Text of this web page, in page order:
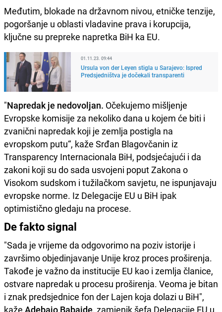
Međutim, blokade na državnom nivou, etničke tenzije,
pogoršanje u oblasti vladavine prava i korupcija,
ključne su prepreke napretka BiH ka EU.
01.11.23. 09:44
Ursula von der Leyen stigla u Sarajevo: Ispred
Predsjedništva je dočekali transparenti
"Napredak je nedovoljan. Očekujemo mišljenje
Evropske komisije za nekoliko dana u kojem će biti i
zvanični napredak koji je zemlja postigla na
evropskom putu“, kaže Srđan Blagovčanin iz
Transparency Internacionala BiH, podsjećajući i da
zakoni koji su do sada usvojeni poput Zakona o
Visokom sudskom i tužilačkom savjetu, ne ispunjavaju
evropske norme. Iz Delegacije EU u BiH ipak
optimistično gledaju na procese.
De fakto signal
"Sada je vrijeme da odgovorimo na poziv istorije i
završimo objedinjavanje Unije kroz proces proširenja.
Takođe je važno da institucije EU kao i zemlja članice,
ostvare napredak u procesu proširenja. Veoma je bitan
i znak predsjednice fon der Lajen koja dolazi u BiH",
kaže Adebajo Babaide, zamjenik šefa Delegacije EU u